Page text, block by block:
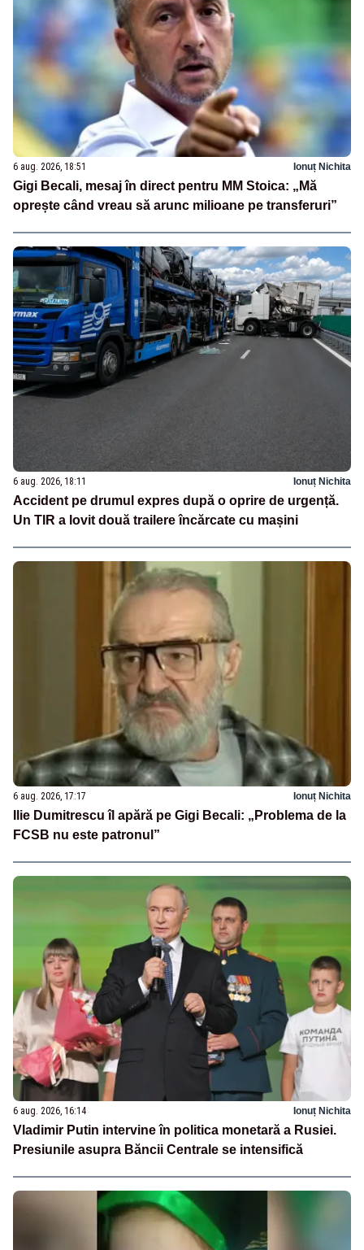
6 aug. 2026, 18:51 Ionuț Nichita
Gigi Becali, mesaj în direct pentru MM Stoica: „Mă
oprește când vreau să arunc milioane pe transferuri”
6 aug. 2026, 18:11 Ionuț Nichita
Accident pe drumul expres după o oprire de urgență.
Un TIR a lovit două trailere încărcate cu mașini
6 aug. 2026, 17:17 Ionuț Nichita
Ilie Dumitrescu îl apără pe Gigi Becali: „Problema de la
FCSB nu este patronul”
6 aug. 2026, 16:14 Ionuț Nichita
Vladimir Putin intervine în politica monetară a Rusiei.
Presiunile asupra Băncii Centrale se intensifică